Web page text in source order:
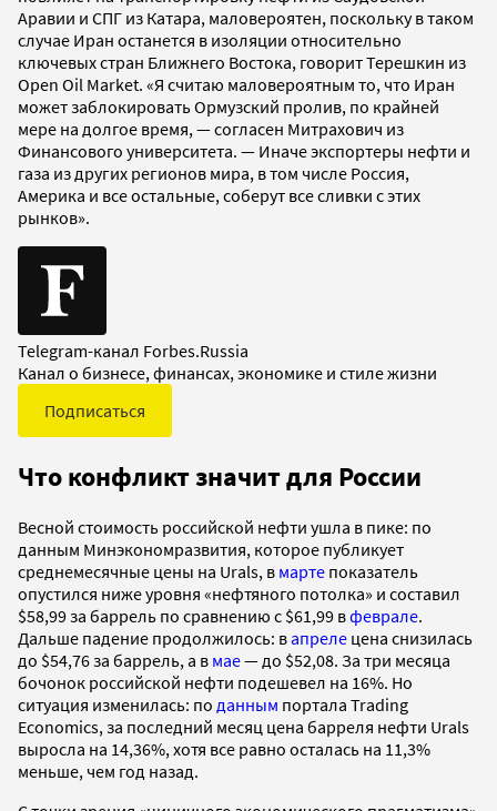
Аравии и СПГ из Катара, маловероятен, поскольку в таком
случае Иран останется в изоляции относительно
ключевых стран Ближнего Востока, говорит Терешкин из
Open Oil Market. «Я считаю маловероятным то, что Иран
может заблокировать Ормузский пролив, по крайней
мере на долгое время, — согласен Митрахович из
Финансового университета. — Иначе экспортеры нефти и
газа из других регионов мира, в том числе Россия,
Америка и все остальные, соберут все сливки с этих
рынков».
Telegram-канал Forbes.Russia
Канал о бизнесе, финансах, экономике и стиле жизни
Подписаться
Что конфликт значит для России
Весной стоимость российской нефти ушла в пике: по
данным Минэкономразвития, которое публикует
среднемесячные цены на Urals, в марте показатель
опустился ниже уровня «нефтяного потолка» и составил
$58,99 за баррель по сравнению с $61,99 вфеврале.
Дальше падение продолжилось: вапреле цена снизилась
до $54,76 за баррель, а в мае— до $52,08. За три месяца
бочонок российской нефти подешевел на 16%. Но
ситуация изменилась: по данным портала Trading
Economics, за последний месяц цена барреля нефти Urals
выросла на 14,36%, хотя все равно осталась на 11,3%
меньше, чем год назад.